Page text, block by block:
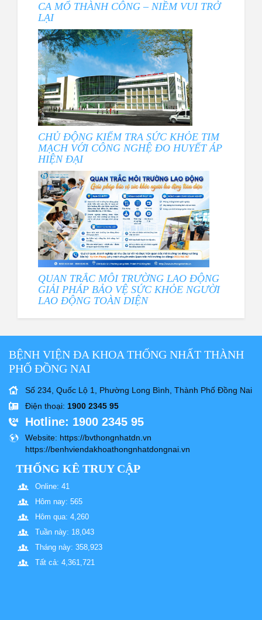
CA MỔ THÀNH CÔNG – NIỀM VUI TRỞ
LẠI
CHỦ ĐỘNG KIỂM TRA SỨC KHỎE TIM
MẠCH VỚI CÔNG NGHỆ ĐO HUYẾT ÁP
HIỆN ĐẠI
QUAN TRẮC MÔI TRƯỜNG LAO ĐỘNG
GIẢI PHÁP BẢO VỆ SỨC KHỎE NGƯỜI
LAO ĐỘNG TOÀN DIỆN
BỆNH VIỆN ĐA KHOA THỐNG NHẤT THÀNH
PHỐ ĐỒNG NAI
Số 234, Quốc Lộ 1, Phường Long Bình, Thành Phố Đồng Nai
Điện thoại: 1900 2345 95
Hotline: 1900 2345 95
Website: https://bvthongnhatdn.vn
https://benhviendakhoathongnhatdongnai.vn
THỐNG KÊ TRUY CẬP
Online: 41
Hôm nay: 565
Hôm qua: 4,260
Tuần này: 18,043
Tháng này: 358,923
Tất cả: 4,361,721